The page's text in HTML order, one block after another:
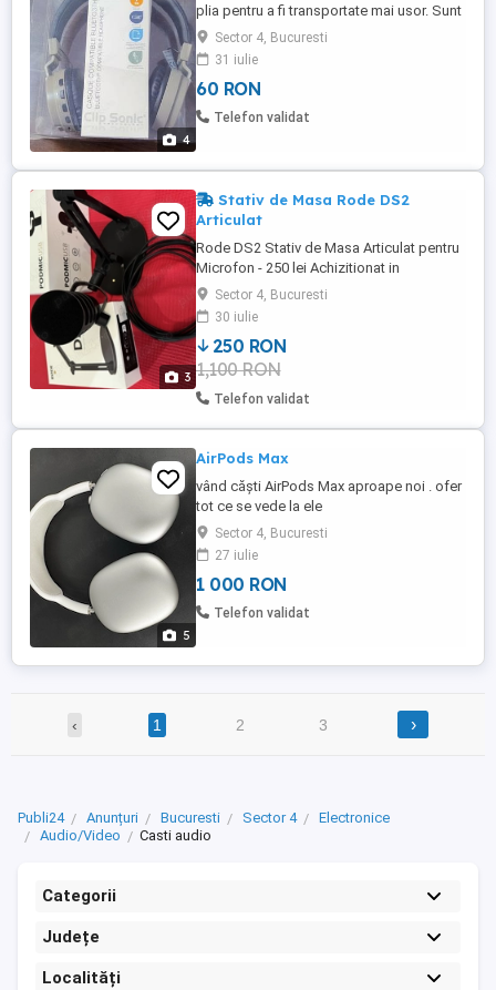
4
plia pentru a fi transportate mai usor. Sunt
prevazute cu pernite pentru urechi pentru
a izola zgomotul exterior. Sunt prevazute
cu un jack 3,5mm si un cablu USB pentru
reincarcare. Aria de transmisie: 10 m.
Autonomie: 10 ore. Pretul este per bucata.
Sector 4, Bucuresti
31 iulie
60 RON
Telefon validat
3
Stativ de Masa Rode DS2
Articulat
Rode DS2 Stativ de Masa Articulat pentru
Microfon - 250 lei Achizitionat in
noiembrie 2024 de la F64. Se vinde in cutia
originala. In poza este si microfonul, insa
mai este disponibil doar stativul
Sector 4, Bucuresti
30 iulie
250 RON
1,100 RON
Telefon validat
5
AirPods Max
vând căști AirPods Max aproape noi . ofer
tot ce se vede la ele
Sector 4, Bucuresti
27 iulie
1 000 RON
Telefon validat
‹ 1 2 3 ›
Publi24 Anunțuri Bucuresti Sector 4
Electronice
Audio/Video
Casti audio
Categorii
Județe
Localități